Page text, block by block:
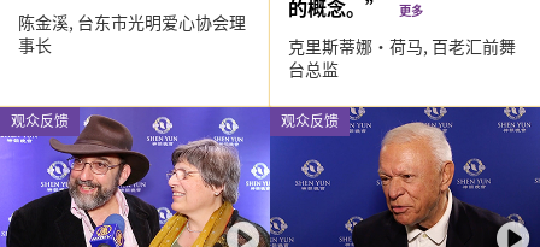
陈金溪, 台东市光明爱心协会理
事长
的概念。”更多
克里斯蒂娜·荷马, 百老汇前舞
台总监
观众反馈 观众反馈